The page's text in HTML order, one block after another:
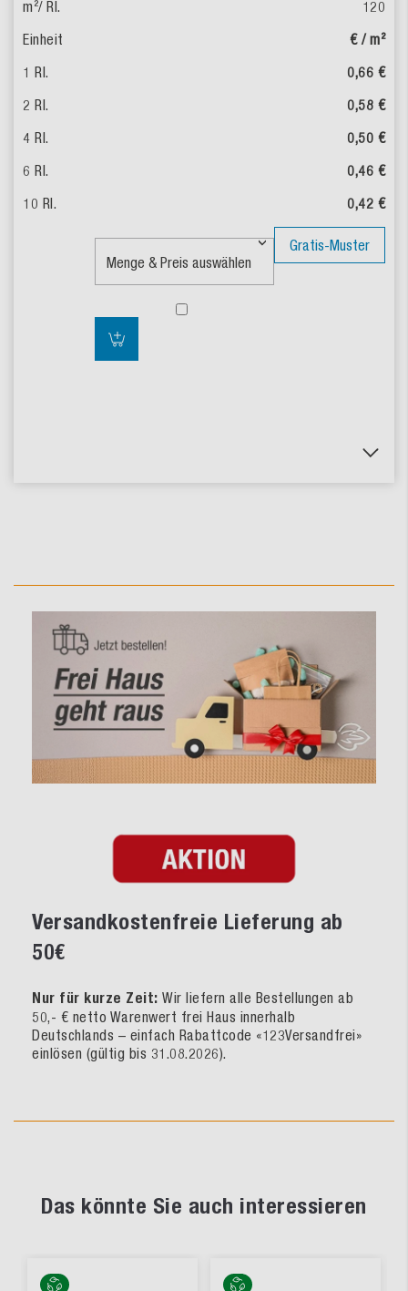
120
€ / m²
0,66 €
0,58 €
0,50 €
0,46 €
0,42 €
Gratis-Muster
Versandkostenfreie Lieferung ab
50€
Nur für kurze Zeit: Wir liefern alle Bestellungen ab
50,- € netto Warenwert frei Haus innerhalb
Deutschlands – einfach Rabattcode «123Versandfrei»
einlösen (gültig bis 31.08.2026).
Das könnte Sie auch interessieren